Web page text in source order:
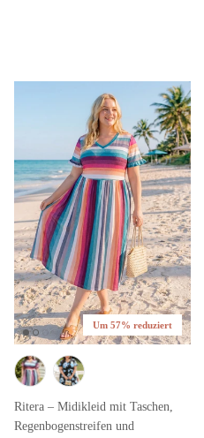
Um 57% reduziert
Ritera – Midikleid mit Taschen,
Regenbogenstreifen und